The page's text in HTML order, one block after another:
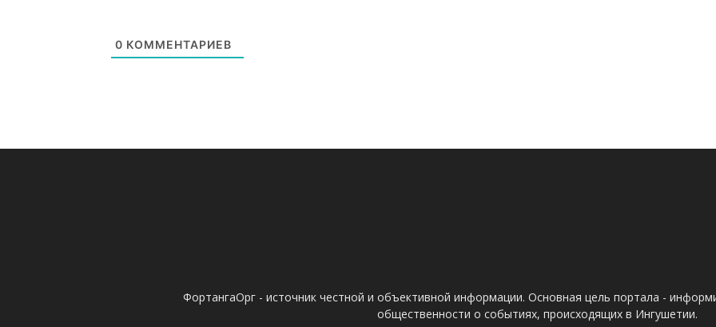
0 КОММЕНТАРИЕВ
ФортангаОрг - источник честной и объективной информации. Основная цель портала -
общественности о событиях, происходящих в Ингушетии.